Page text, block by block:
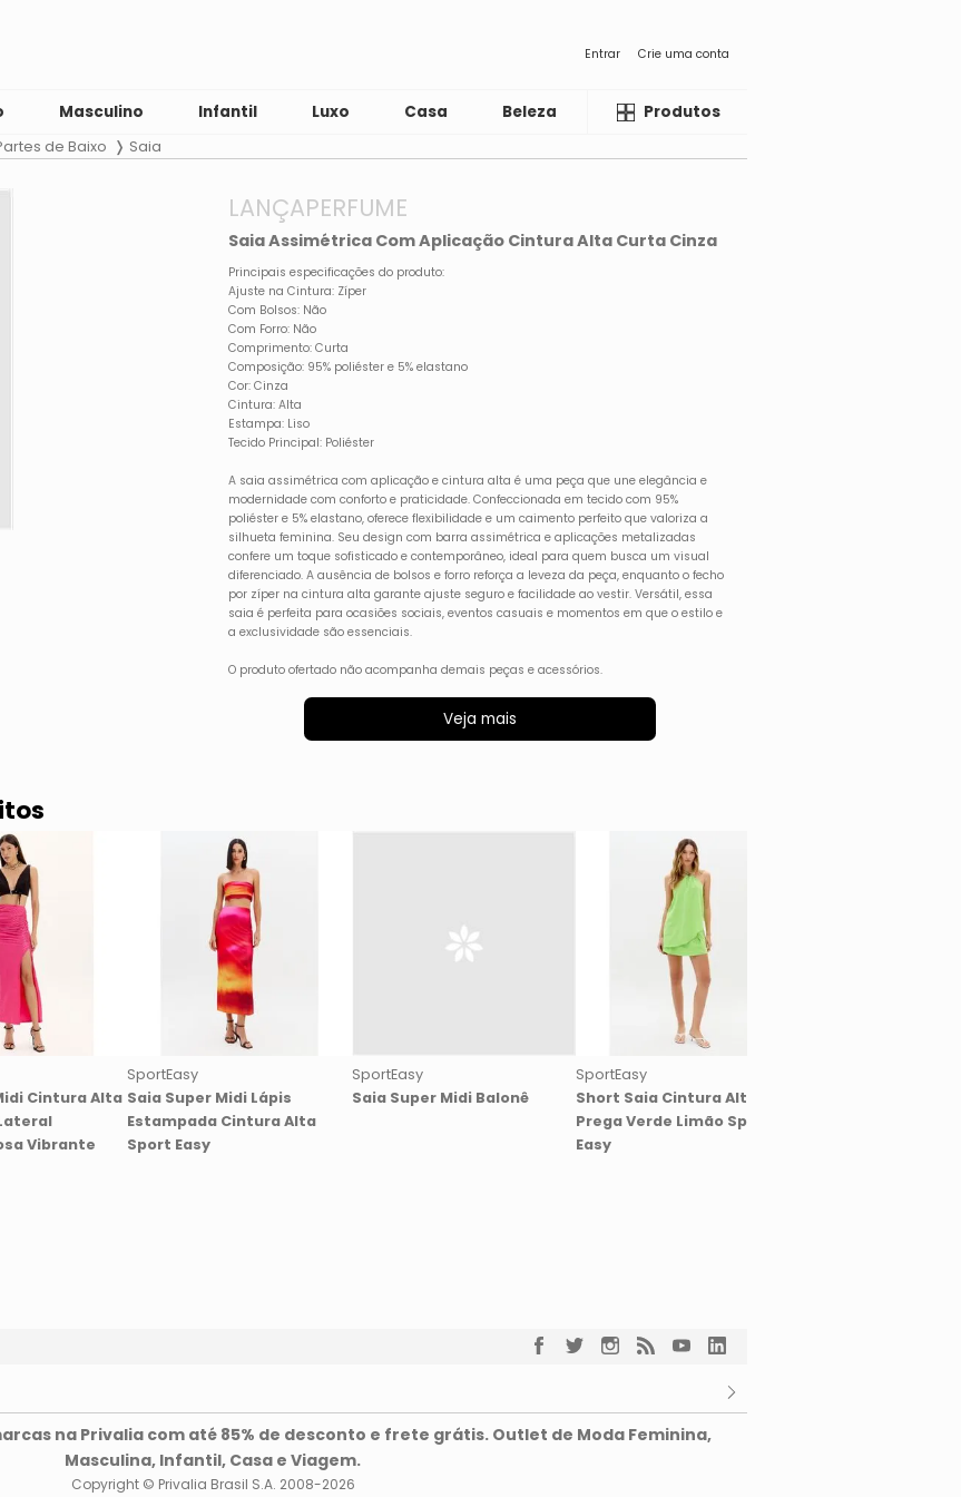
Entrar Crie uma conta
Masculino Infantil Luxo Casa Beleza LiquidaProdutos
de Baixo Saia
LANÇAPERFUME
Saia Assimétrica Com Aplicação Cintura Alta Curta Cinza
Principais especificações do produto:
Ajuste na Cintura: Zíper
Com Bolsos: Não
Com Forro: Não
Comprimento: Curta
Composição: 95% poliéster e 5% elastano
Cor: Cinza
Cintura: Alta
Estampa: Liso
Tecido Principal: Poliéster
A saia assimétrica com aplicação e cintura alta é uma peça que une elegância e
modernidade com conforto e praticidade. Confeccionada em tecido com 95%
poliéster e 5% elastano, oferece flexibilidade e um caimento perfeito que valoriza a
silhueta feminina. Seu design com barra assimétrica e aplicações metalizadas
confere um toque sofisticado e contemporâneo, ideal para quem busca um visual
diferenciado. A ausência de bolsos e forro reforça a leveza da peça, enquanto o fecho
por zíper na cintura alta garante ajuste seguro e facilidade ao vestir. Versátil, essa
saia é perfeita para ocasiões sociais, eventos casuais e momentos em que o estilo e
a exclusividade são essenciais.
O produto ofertado não acompanha demais peças e acessórios.
Veja mais
Cintura Alta
Vibrante
SportEasy
Saia Super Midi Lápis
Estampada Cintura Alta
Sport Easy
SportEasy
Saia Super Midi Balonê
SportEasy
Short Saia Cintura Alta Com
Prega Verde Limão Sport
Easy
na Privalia com até 85% de desconto e frete grátis. Outlet de Moda Feminina,
Masculina, Infantil, Casa e Viagem.
Copyright © Privalia Brasil S.A. 2008-2026